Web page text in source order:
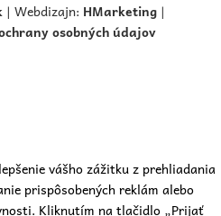
| Webdizajn: HMarketing |
osobných údajov
vášho zážitku z prehliadania
prispôsobených reklám alebo
Kliknutím na tlačidlo „Prijať